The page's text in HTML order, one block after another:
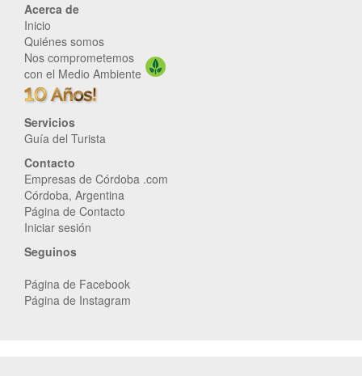
Acerca de
Inicio
Quiénes somos
Nos comprometemos
con el Medio Ambiente
Servicios
Guía del Turista
Contacto
Empresas de Córdoba .com
Córdoba, Argentina
Página de Contacto
Iniciar sesión
Seguinos
Página de Facebook
Página de Instagram